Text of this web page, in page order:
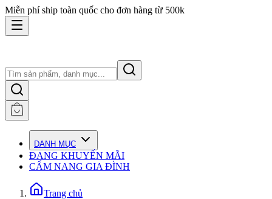
Miễn phí ship toàn quốc cho đơn hàng từ 500k
DANH MỤC
ĐANG KHUYẾN MÃI
CẨM NANG GIA ĐÌNH
Trang chủ